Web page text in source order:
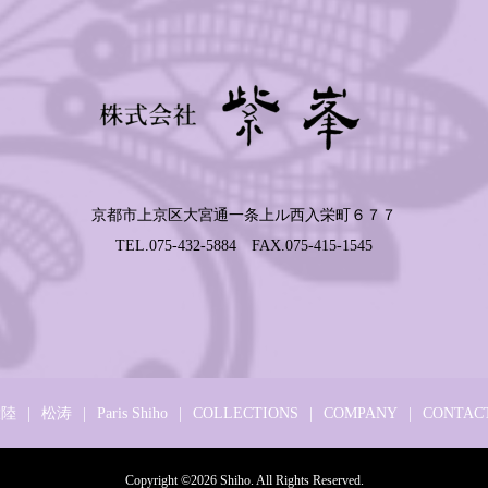
京都市上京区大宮通一条上ル西入栄町６７７
TEL.075-432-5884 FAX.075-415-1545
松涛 Paris Shiho COLLECTIONS COMPANY
Copyright ©2026Shiho. All Rights Reserved.